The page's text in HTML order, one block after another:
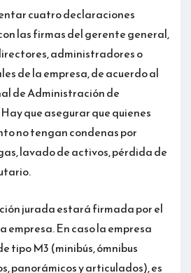
cuatro declaraciones
las firmas del gerente general,
administradores o
de la empresa, de acuerdo al
de Administración de
que asegurar que quienes
no tengan condenas por
lavado de activos, pérdida de
jurada estará firmada por el
empresa. En caso la empresa
tipo M3 (minibús, ómnibus
panorámicos y articulados), es